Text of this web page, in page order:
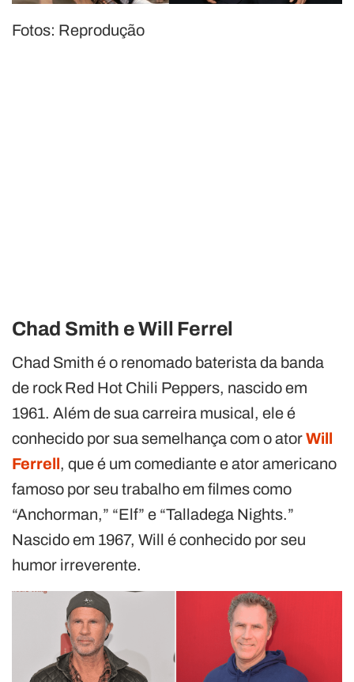
Fotos: Reprodução
Chad Smith e Will Ferrel
Chad Smith é o renomado baterista da banda
de rock Red Hot Chili Peppers, nascido em
1961. Além de sua carreira musical, ele é
conhecido por sua semelhança com o atorWill
Ferrell, que é um comediante e ator americano
famoso por seu trabalho em filmes como
“Anchorman,” “Elf” e “Talladega Nights.”
Nascido em 1967, Will é conhecido por seu
humor irreverente.